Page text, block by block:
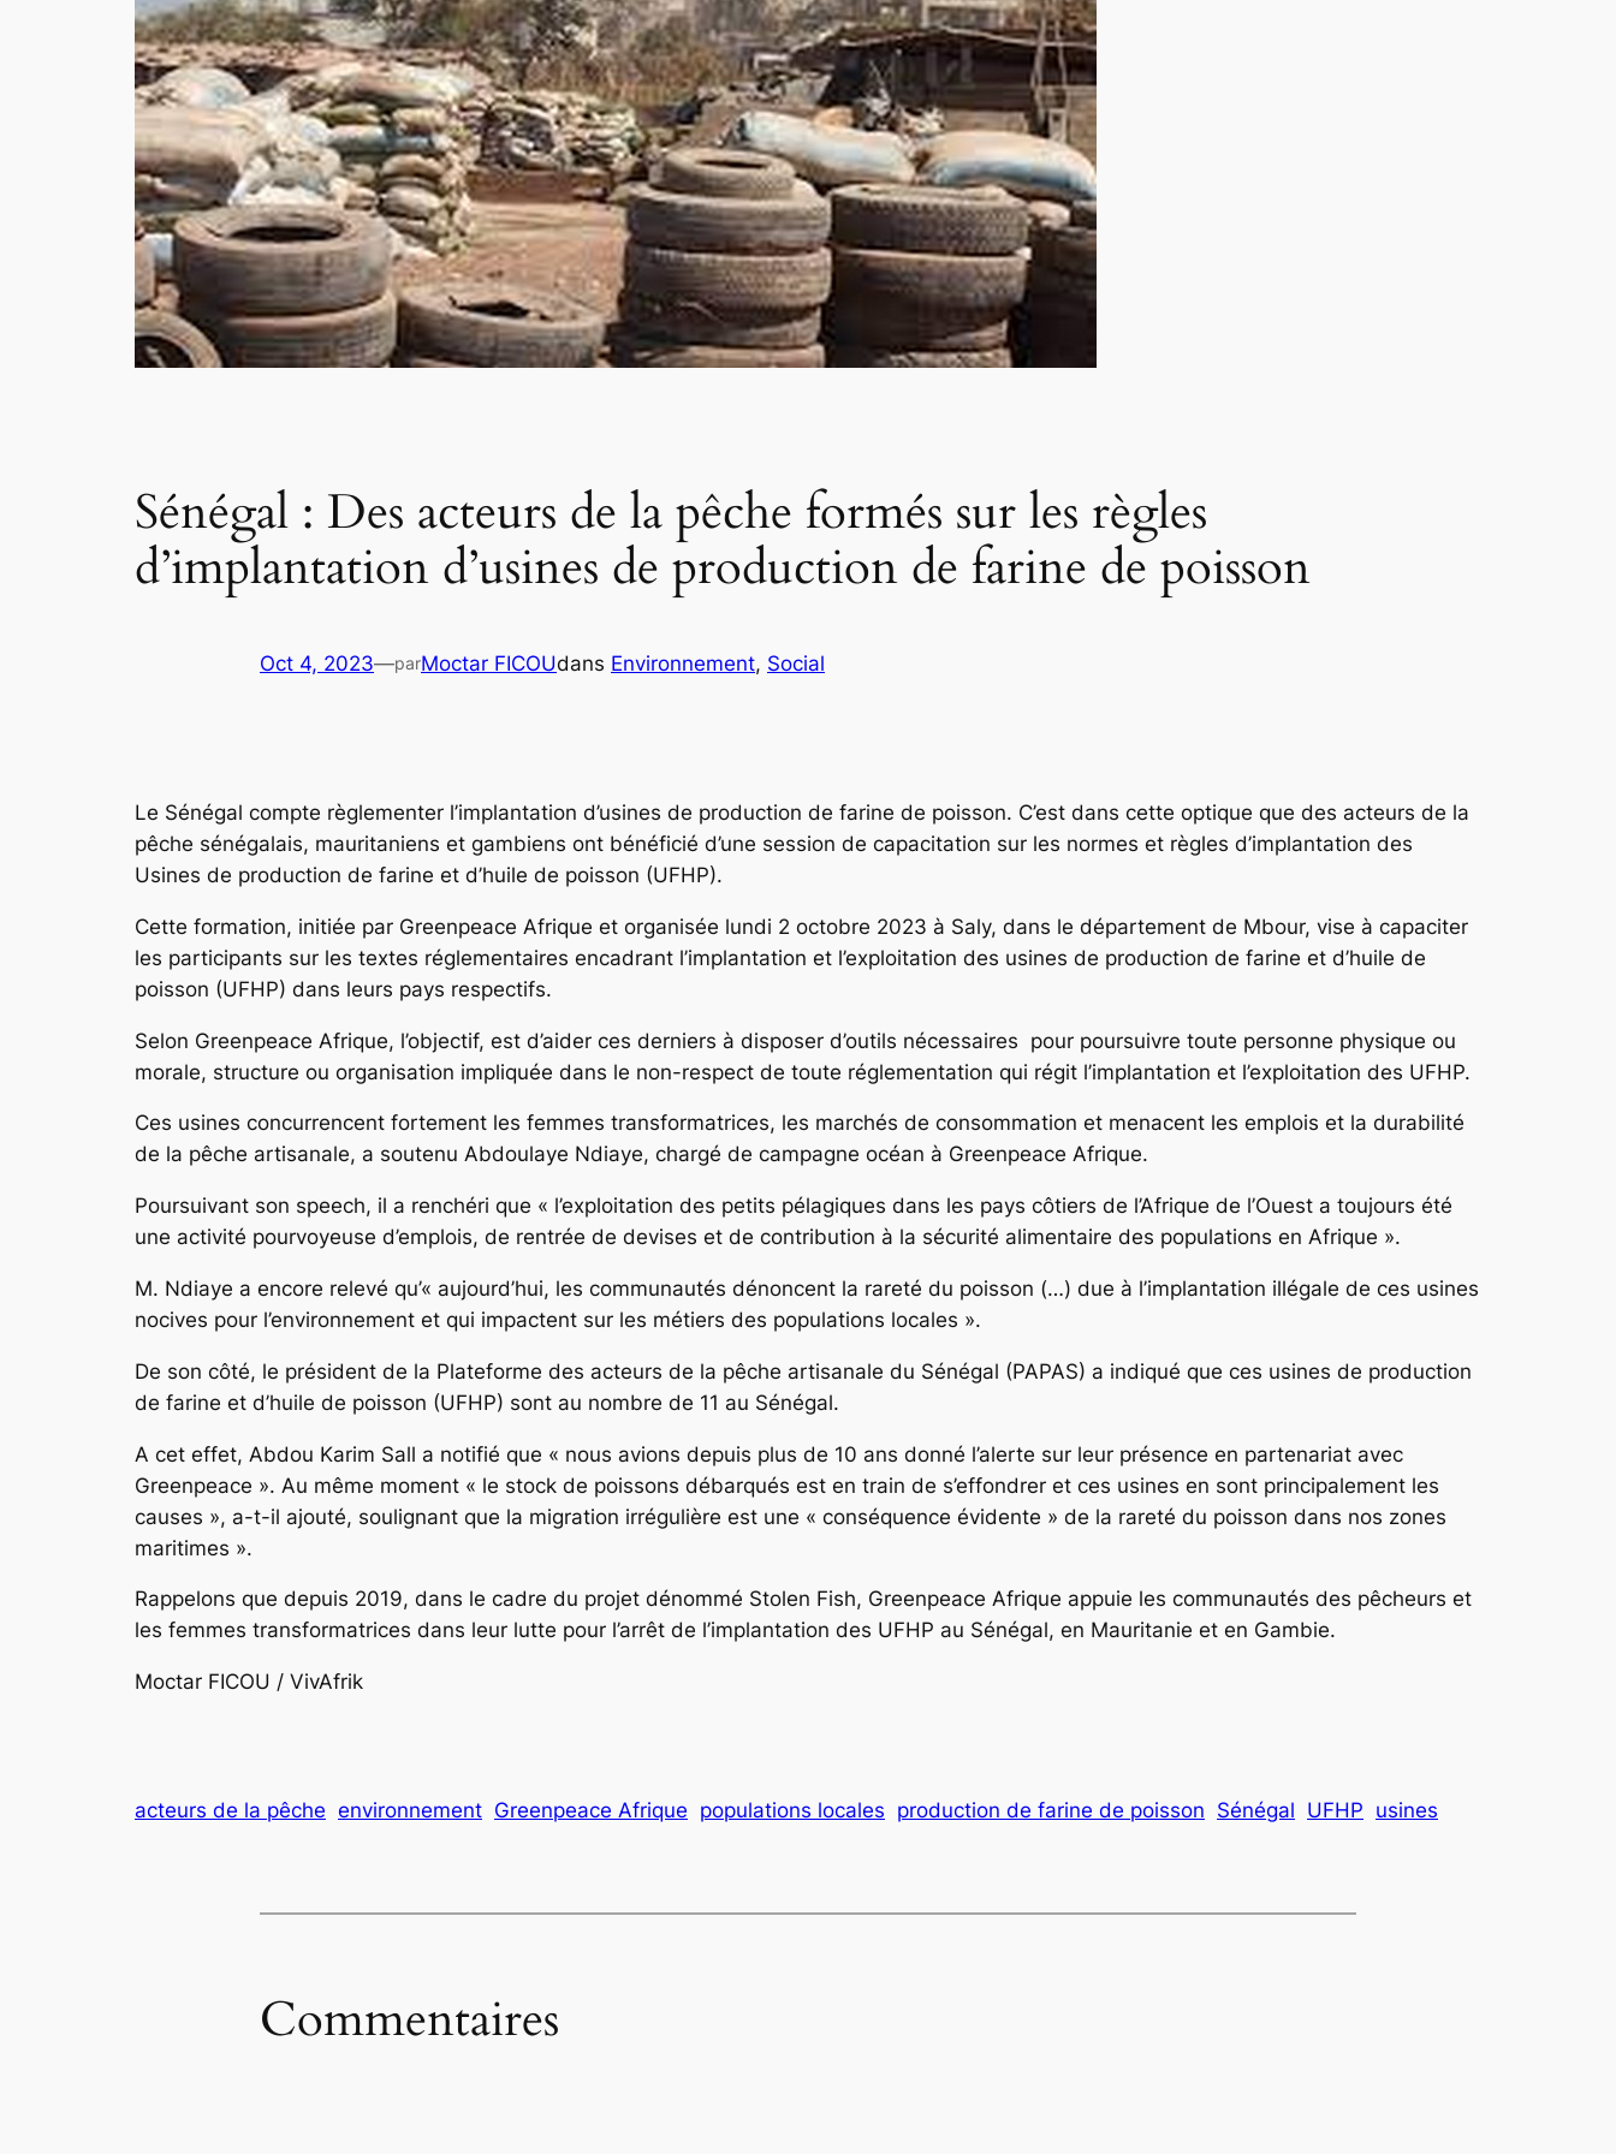
Sénégal : Des acteurs de la pêche formés sur les règles
d’implantation d’usines de production de farine de poisson
Oct 4, 2023—parMoctar FICOUdans Environnement, Social
Le Sénégal compte règlementer l’implantation d’usines de production de farine de poisson. C’est dans cette optique que des acteurs de la
pêche sénégalais, mauritaniens et gambiens ont bénéficié d’une session de capacitation sur les normes et règles d’implantation des
Usines de production de farine et d’huile de poisson (UFHP).
Cette formation, initiée par Greenpeace Afrique et organisée lundi 2 octobre 2023 à Saly, dans le département de Mbour, vise à capaciter
les participants sur les textes réglementaires encadrant l’implantation et l’exploitation des usines de production de farine et d’huile de
poisson (UFHP) dans leurs pays respectifs.
Selon Greenpeace Afrique, l’objectif, est d’aider ces derniers à disposer d’outils nécessaires pour poursuivre toute personne physique ou
morale, structure ou organisation impliquée dans le non-respect de toute réglementation qui régit l’implantation et l’exploitation des UFHP.
Ces usines concurrencent fortement les femmes transformatrices, les marchés de consommation et menacent les emplois et la durabilité
de la pêche artisanale, a soutenu Abdoulaye Ndiaye, chargé de campagne océan à Greenpeace Afrique.
Poursuivant son speech, il a renchéri que « l’exploitation des petits pélagiques dans les pays côtiers de l’Afrique de l’Ouest a toujours été
une activité pourvoyeuse d’emplois, de rentrée de devises et de contribution à la sécurité alimentaire des populations en Afrique ».
M. Ndiaye a encore relevé qu’« aujourd’hui, les communautés dénoncent la rareté du poisson (…) due à l’implantation illégale de ces usines
nocives pour l’environnement et qui impactent sur les métiers des populations locales ».
De son côté, le président de la Plateforme des acteurs de la pêche artisanale du Sénégal (PAPAS) a indiqué que ces usines de production
de farine et d’huile de poisson (UFHP) sont au nombre de 11 au Sénégal.
A cet effet, Abdou Karim Sall a notifié que « nous avions depuis plus de 10 ans donné l’alerte sur leur présence en partenariat avec
Greenpeace ». Au même moment « le stock de poissons débarqués est en train de s’effondrer et ces usines en sont principalement les
causes », a-t-il ajouté, soulignant que la migration irrégulière est une « conséquence évidente » de la rareté du poisson dans nos zones
maritimes ».
Rappelons que depuis 2019, dans le cadre du projet dénommé Stolen Fish, Greenpeace Afrique appuie les communautés des pêcheurs et
les femmes transformatrices dans leur lutte pour l’arrêt de l’implantation des UFHP au Sénégal, en Mauritanie et en Gambie.
Moctar FICOU / VivAfrik
acteurs de la pêche environnement Greenpeace Afrique populations locales production de farine de poisson Sénégal UFHP usines
Commentaires